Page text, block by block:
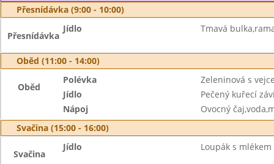
Přesnídávka (9:00 - 10:00)
Přesnídávka
Jídlo Tmavá
Oběd (11:00 - 14:00)
Oběd
Polévka
Zeleninová s
Jídlo
Pečený kuřecí
Nápoj
Ovocný
Svačina (15:00 - 16:00)
Svačina
Jídlo Loupák s mlékem